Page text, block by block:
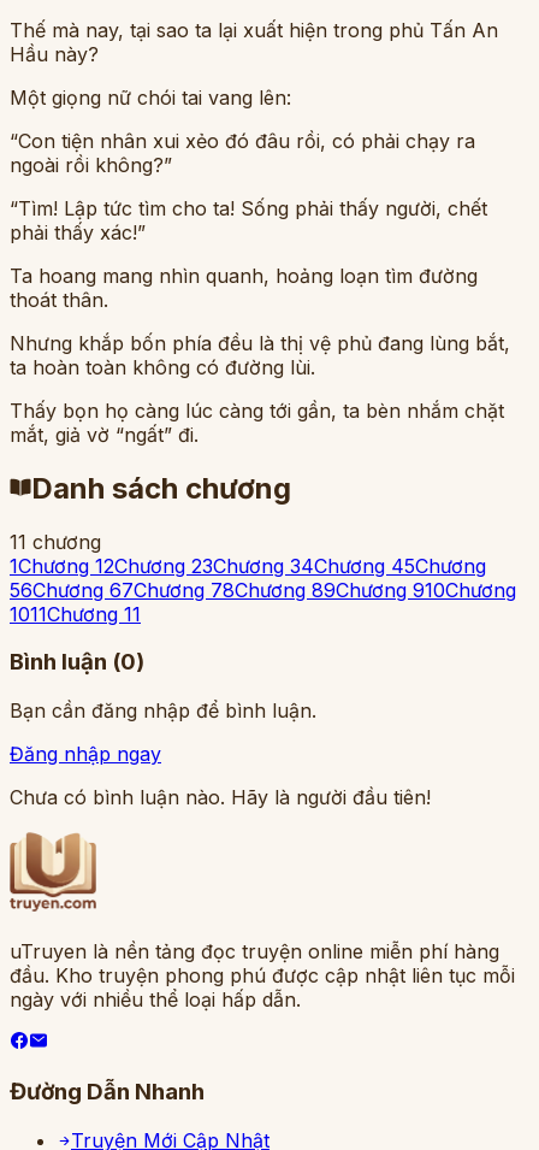
Thế mà nay, tại sao ta lại xuất hiện trong phủ Tấn An
Hầu này?
Một giọng nữ chói tai vang lên:
“Con tiện nhân xui xẻo đó đâu rồi, có phải chạy ra
ngoài rồi không?”
“Tìm! Lập tức tìm cho ta! Sống phải thấy người, chết
phải thấy xác!”
Ta hoang mang nhìn quanh, hoảng loạn tìm đường
thoát thân.
Nhưng khắp bốn phía đều là thị vệ phủ đang lùng bắt,
ta hoàn toàn không có đường lùi.
Thấy bọn họ càng lúc càng tới gần, ta bèn nhắm chặt
mắt, giả vờ “ngất” đi.
Danh sách chương
11 chương
1Chương 12Chương 23Chương 34Chương 45Chương
56Chương 67Chương 78Chương 89Chương 910Chương
1011Chương 11
Bình luận (0)
Bạn cần đăng nhập để bình luận.
Đăng nhập ngay
Chưa có bình luận nào. Hãy là người đầu tiên!
uTruyen là nền tảng đọc truyện online miễn phí hàng
đầu. Kho truyện phong phú được cập nhật liên tục mỗi
ngày với nhiều thể loại hấp dẫn.
Đường Dẫn Nhanh
Truyện Mới Cập Nhật